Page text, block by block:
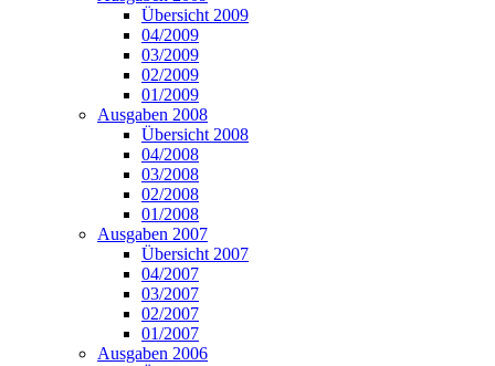
Übersicht 2009
04/2009
03/2009
02/2009
01/2009
Ausgaben 2008
Übersicht 2008
04/2008
03/2008
02/2008
01/2008
Ausgaben 2007
Übersicht 2007
04/2007
03/2007
02/2007
01/2007
Ausgaben 2006